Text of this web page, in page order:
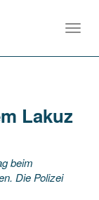
Lakuz
beim
Die Polizei